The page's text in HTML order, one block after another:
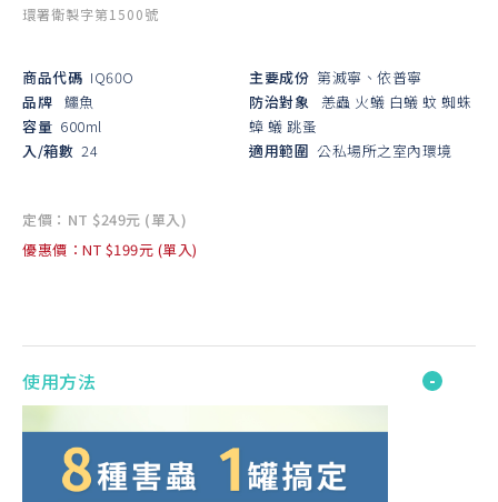
環署衛製字第1500號
商品代碼 IQ60O
品牌 鱷魚
容量 600ml
入/箱數 24
主要成份 第滅寧、依普寧
防治對象 恙蟲 火蟻 白蟻 蚊 蜘蛛
蟑 蟻 跳蚤
適用範圍 公私場所之室內環境
定價：NT $249元 (單入)
優惠價：NT $199元 (單入)
使用方法